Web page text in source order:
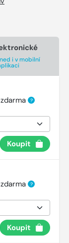
i v mobilní
?
Koupit
?
Koupit